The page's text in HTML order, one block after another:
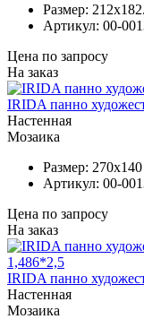
Размер:
Артикул: 00-
Цена по запросу
На заказ
IRIDA панно
Настенная
Мозаика
Размер: 270x140
Артикул: 00-
Цена по запросу
На заказ
IRIDA панно
Настенная
Мозаика